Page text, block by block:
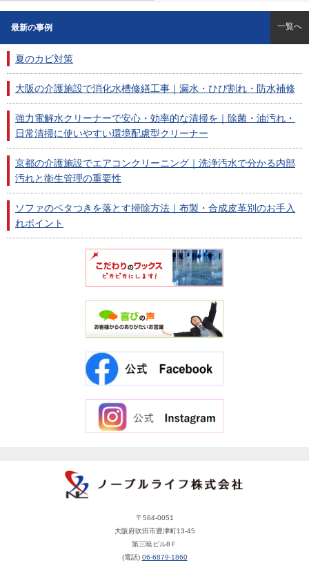
最新の事例 一覧へ
夏のカビ対策
大阪の介護施設で消化水槽修繕工事｜漏水・ひび割れ・防水補修
強力電解水クリーナーで安心・効率的な清掃を｜除菌・油汚れ・
日常清掃に使いやすい環境配慮型クリーナー
京都の介護施設でエアコンクリーニング｜洗浄汚水で分かる内部
汚れと衛生管理の重要性
ソファのベタつきを落とす掃除方法｜布製・合成皮革別のお手入
れポイント
〒564-0051
大阪府吹田市豊津町13-45
第三暁ビル8Ｆ
(電話) 06-6879-1860